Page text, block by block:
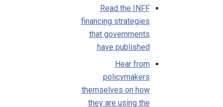
Read the INFF
financing strategies
that governments
have published
Hear from
policymakers
themselves on how
they are using the